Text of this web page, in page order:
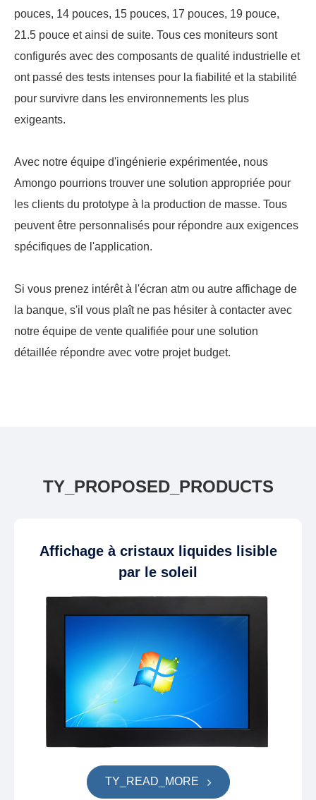
pouces, 14 pouces, 15 pouces, 17 pouces, 19 pouce,
21.5 pouce et ainsi de suite. Tous ces moniteurs sont
configurés avec des composants de qualité industrielle et
ont passé des tests intenses pour la fiabilité et la stabilité
pour survivre dans les environnements les plus
exigeants.
Avec notre équipe d'ingénierie expérimentée, nous
Amongo pourrions trouver une solution appropriée pour
les clients du prototype à la production de masse. Tous
peuvent être personnalisés pour répondre aux exigences
spécifiques de l'application.
Si vous prenez intérêt à l'écran atm ou autre affichage de
la banque, s'il vous plaît ne pas hésiter à contacter avec
notre équipe de vente qualifiée pour une solution
détaillée répondre avec votre projet budget.
TY_PROPOSED_PRODUCTS
Affichage à cristaux liquides lisible
par le soleil
TY_READ_MORE